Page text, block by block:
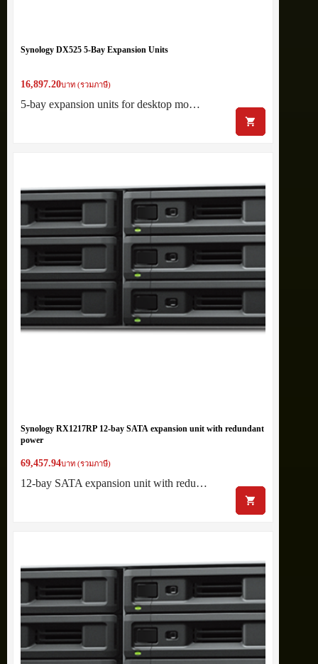
Synology DX525 5-Bay Expansion Units
16,897.20บาท (รวมภาษี)
5-bay expansion units for desktop mo…
Synology RX1217RP 12-bay SATA expansion unit with redundant
power
69,457.94บาท (รวมภาษี)
12-bay SATA expansion unit with redu…